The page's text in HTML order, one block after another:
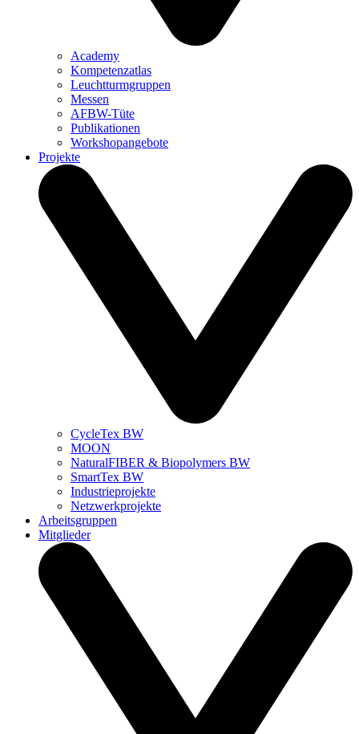
Academy
Kompetenzatlas
Leuchtturm­gruppen
Messen
AFBW-Tüte
Publikationen
Workshopangebote
Projekte
CycleTex BW
MOON
NaturalFIBER & Biopolymers BW
SmartTex BW
Industrieprojekte
Netzwerkprojekte
Arbeitsgruppen
Mitglieder